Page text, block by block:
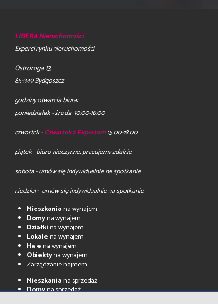
LIBERA Nieruchomości
Experci rynku nieruchomości
Ostroroga 13,
85-349 Bydgoszcz
godziny otwarcia biura:
poniedziałek - środa 10:00-16:00
czwartek -Czwartek z Expertem15.00-18.00
piątek - biuro nieczynne, pracujemy zdalnie
sobota - umów się indywidualnie na spotkanie
niedziel - umów się indywidualnie na spotkanie
Mieszkaniana wynajem
Domyna wynajem
Działkina wynajem
Lokalena wynajem
Halena wynajem
Obiektyna wynajem
Zarządzanie najmem
Mieszkaniana sprzedaż
Domyna sprzedaż